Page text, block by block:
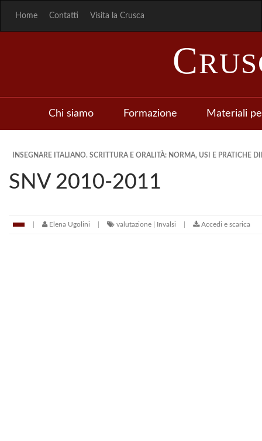
Home Contatti Visita la Crusca
C
Chi siamo Formazione Materiali
INSEGNARE ITALIANO. SCRITTURA E ORALITÀ: NORMA, USI E PRATICHE
SNV 2010-2011
Elena Ugolini valutazione | Invalsi Accedi e scarica